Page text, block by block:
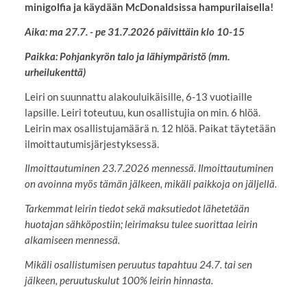
minigolfia ja käydään McDonaldsissa hampurilaisella!
Aika: ma 27.7. - pe 31.7.2026 päivittäin klo 10-15
Paikka: Pohjankyrön talo ja lähiympäristö (mm.
urheilukenttä)
Leiri on suunnattu alakouluikäisille, 6-13 vuotiaille
lapsille. Leiri toteutuu, kun osallistujia on min. 6 hlöä.
Leirin max osallistujamäärä n. 12 hlöä. Paikat täytetään
ilmoittautumisjärjestyksessä.
Ilmoittautuminen 23.7.2026 mennessä. Ilmoittautuminen
on avoinna myös tämän jälkeen, mikäli paikkoja on jäljellä.
Tarkemmat leirin tiedot sekä maksutiedot lähetetään
huotajan sähköpostiin; leirimaksu tulee suorittaa leirin
alkamiseen mennessä.
Mikäli osallistumisen peruutus tapahtuu 24.7. tai sen
jälkeen, peruutuskulut 100% leirin hinnasta.